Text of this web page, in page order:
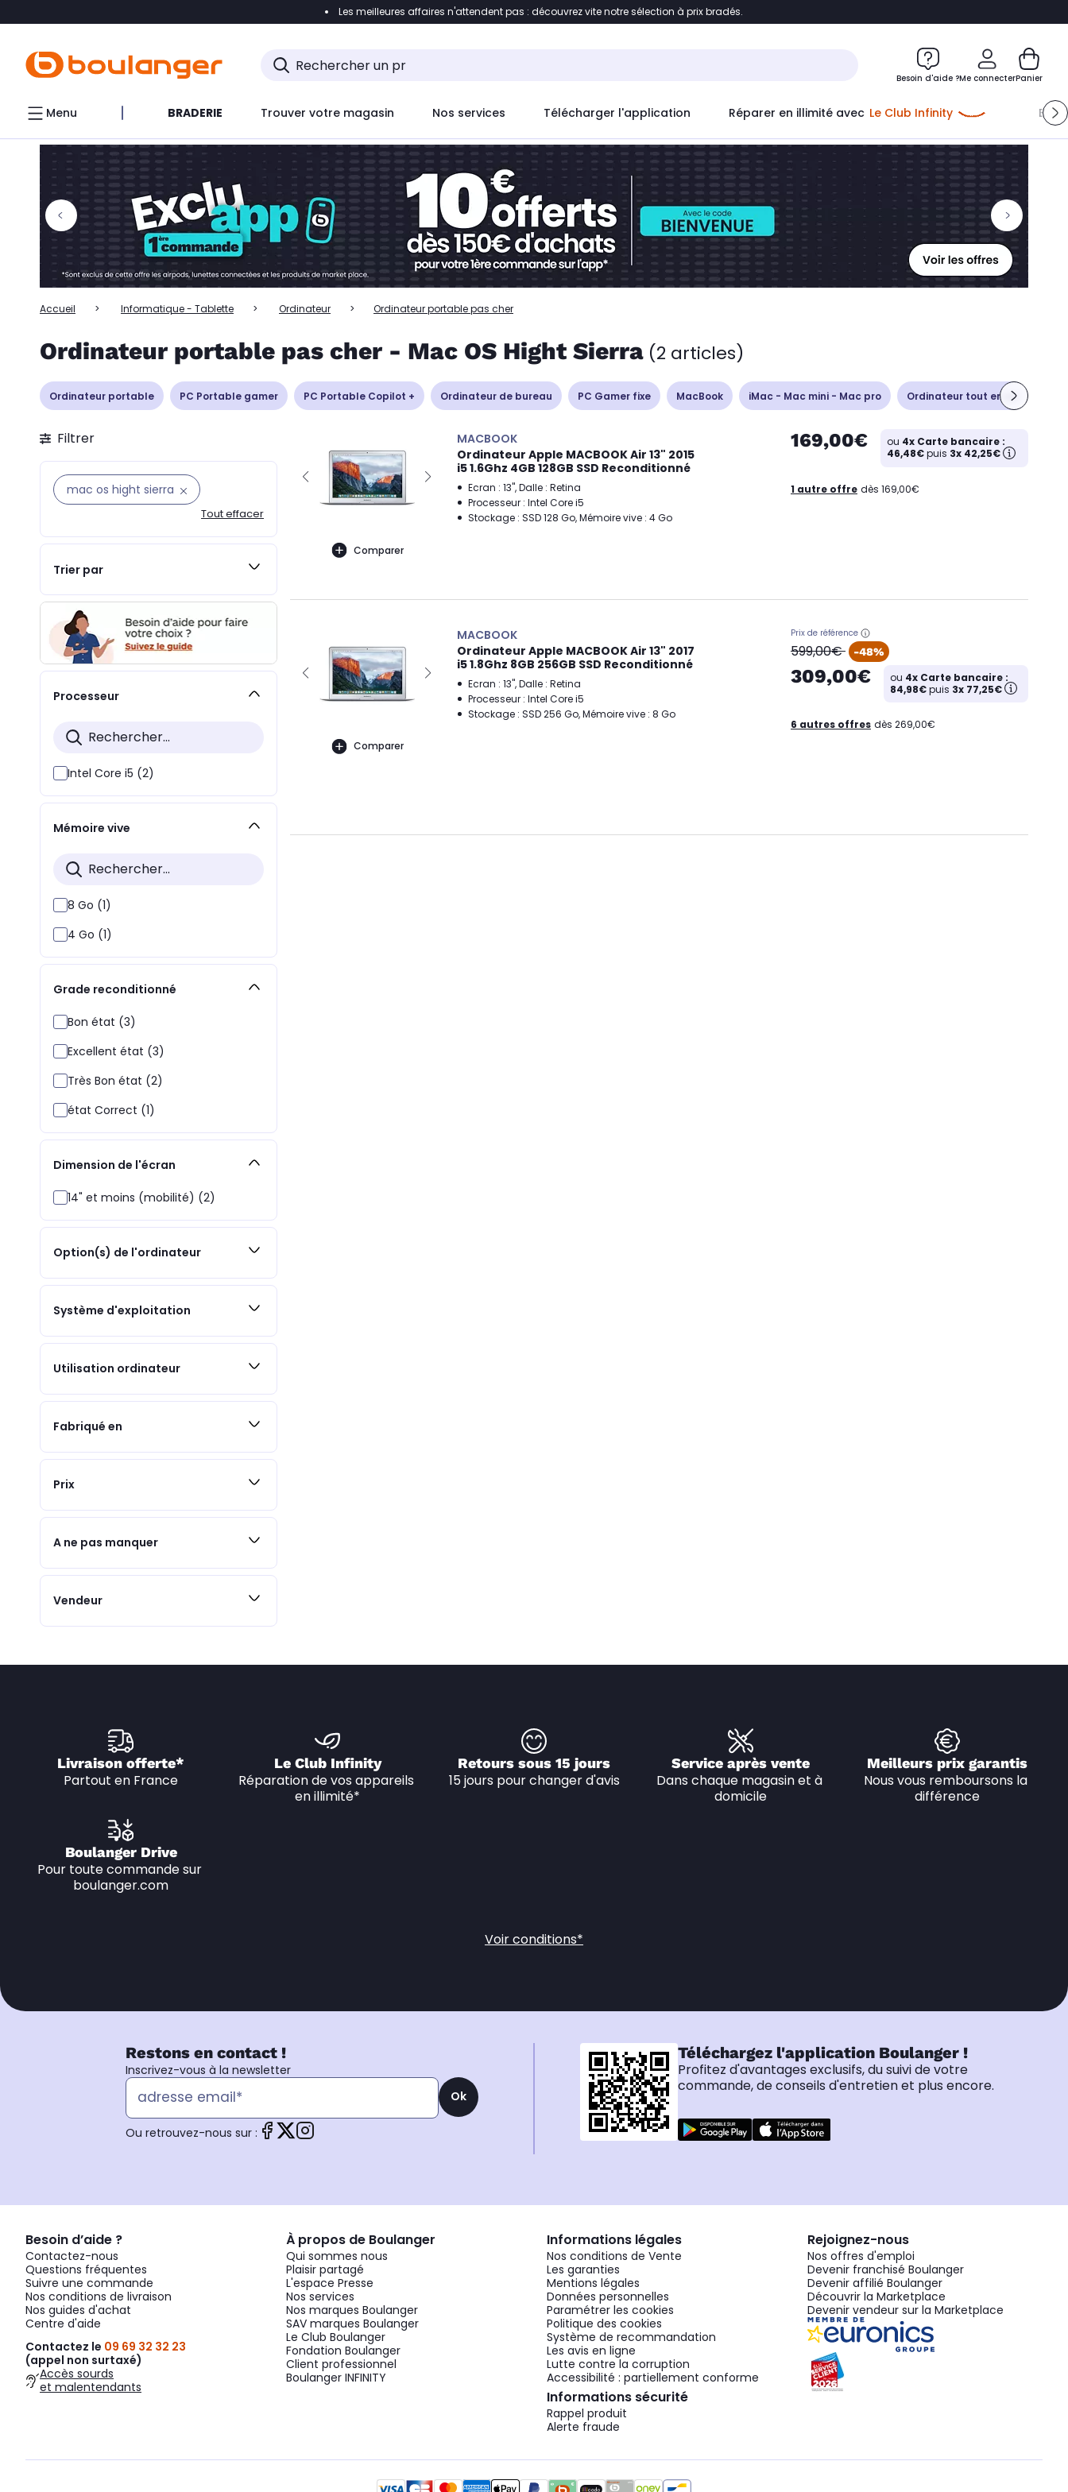
Accéder directement à la liste des produits Accéder directement au contenu
Accéder directement au chatbot
Les meilleures affaires n'attendent pas : découvrez vite notre sélection à prix bradés.
Besoin d'aide ?Me connecter
Me connecter
Nouveau clientCréer mon compte
ou me connecter avec
Panier
Menu BRADERIE Trouver votre magasin Nos services Télécharger l'application Réparer en illimité avec Le Club Infinity
Accueil Informatique - Tablette Ordinateur Ordinateur portable pas cher
Ordinateur portable pas cher - Mac OS Hight Sierra (2 articles)
Ordinateur portable PC Portable gamer PC Portable Copilot + Ordinateur de bureau PC Gamer fixe MacBook iMac - Mac mini - Mac pro Ordinateur tout en un
Filtrer
mac os hight sierra
Tout effacer
Trier par
Processeur
Intel Core i5 (2)
Mémoire vive
8 Go (1)
4 Go (1)
Grade reconditionné
Bon état (3)
Excellent état (3)
Très Bon état (2)
état Correct (1)
Dimension de l'écran
14" et moins (mobilité) (2)
Option(s) de l'ordinateur
Système d'exploitation
Utilisation ordinateur
Fabriqué en
Prix
A ne pas manquer
Vendeur
Comparer
MACBOOK
Ordinateur Apple MACBOOK Air 13" 2015
i5 1.6Ghz 4GB 128GB SSD Reconditionné
Ecran : 13", Dalle : Retina
Processeur : Intel Core i5
Stockage : SSD 128 Go, Mémoire vive : 4 Go
169,00€ ou 4x Carte bancaire :
46,48€puis 3x 42,25€
1 autre offre dès 169,00€
Comparer
MACBOOK
Ordinateur Apple MACBOOK Air 13" 2017
i5 1.8Ghz 8GB 256GB SSD Reconditionné
Ecran : 13", Dalle : Retina
Processeur : Intel Core i5
Stockage : SSD 256 Go, Mémoire vive : 8 Go
Prix de référence
oldPrice
599,00€ -48%
309,00€ ou 4x Carte bancaire :
84,98€puis 3x 77,25€
6 autres offres dès 269,00€
Livraison offerte*
Partout en France
Le Club Infinity
Réparation de vos appareils
en illimité*
Retours sous 15 jours
15 jours pour changer d'avis
Service après vente
Dans chaque magasin et à
domicile
Meilleurs prix garantis
Nous vous remboursons la
différence
Boulanger Drive
Pour toute commande sur
boulanger.com
Voir conditions*
Restons en contact !
Inscrivez-vous à la newsletter
Ok
Ou retrouvez-nous sur :
Téléchargez l'application Boulanger !
Profitez d'avantages exclusifs, du suivi de votre
commande, de conseils d'entretien et plus encore.
Besoin d’aide ?
Contactez-nous
Questions fréquentes
Suivre une commande
Nos conditions de livraison
Nos guides d'achat
Centre d'aide
Contactez le 09 69 32 32 23
(appel non surtaxé)
Accès sourds
et malentendants
À propos de Boulanger
Qui sommes nous
Plaisir partagé
L'espace Presse
Nos services
Nos marques Boulanger
SAV marques Boulanger
Le Club Boulanger
Fondation Boulanger
Client professionnel
Boulanger INFINITY
Informations légales
Nos conditions de Vente
Les garanties
Mentions légales
Données personnelles
Paramétrer les cookies
Politique des cookies
Système de recommandation
Les avis en ligne
Lutte contre la corruption
Accessibilité : partiellement conforme
Informations sécurité
Rappel produit
Alerte fraude
Rejoignez-nous
Nos offres d'emploi
Devenir franchisé Boulanger
Devenir affilié Boulanger
Découvrir la Marketplace
Devenir vendeur sur la Marketplace